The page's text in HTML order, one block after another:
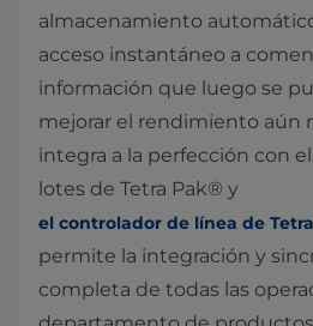
almacenamiento
acceso instantáneo a
información que luego se
mejorar el rendimiento aún
integra a la perfección con
lotes de Tetra Pak® y
el controlador de línea de
permite la integración y
completa de todas las